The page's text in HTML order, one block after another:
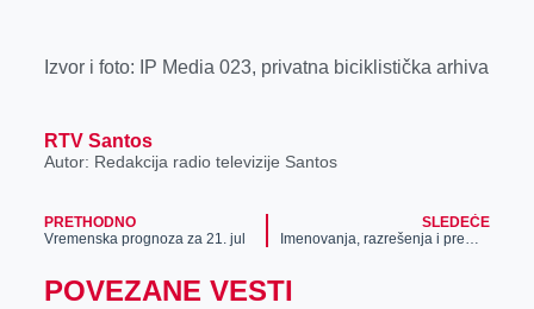
Izvor i foto: IP Media 023, privatna biciklistička arhiva
RTV Santos
Autor: Redakcija radio televizije Santos
PRETHODNO
Vremenska prognoza za 21. jul
SLEDEĆE
Imenovanja, razrešenja i premeštaji u Zrenjaninskoj biskupiji
POVEZANE VESTI